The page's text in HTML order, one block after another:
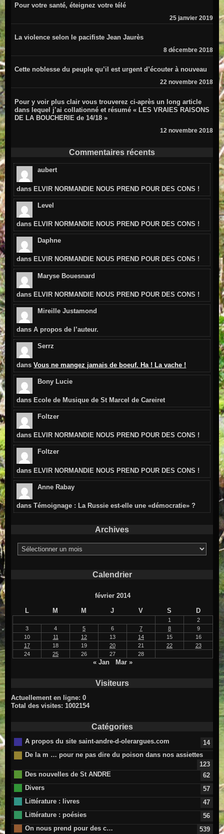
Pour votre santé, éteignez votre télé
25 janvier 2019
La violence selon le pacifiste Jean Jaurès
8 décembre 2018
Cette noblesse du peuple qu’il est urgent d’écouter à nouveau
22 novembre 2018
Pour y voir plus clair vous trouverez ci-après un long article
dans lequel j’ai collationné et résumé « LES VRAIES RAISONS
DE LA BOUCHERIE de 14/18 »
12 novembre 2018
Commentaires récents
aubert
dans ELVIR NORMANDIE NOUS PREND POUR DES CONS !
Level
dans ELVIR NORMANDIE NOUS PREND POUR DES CONS !
Daphne
dans ELVIR NORMANDIE NOUS PREND POUR DES CONS !
Maryse Bouesnard
dans ELVIR NORMANDIE NOUS PREND POUR DES CONS !
Mireille Justamond
dansA propos de l’auteur.
Serrz
dansVous ne mangez jamais de boeuf. Ha ! La vache !
Bony Lucie
dans Ecole de Musique de St Marcel de Careiret
Foltzer
dans ELVIR NORMANDIE NOUS PREND POUR DES CONS !
Foltzer
dans ELVIR NORMANDIE NOUS PREND POUR DES CONS !
Anne Rabay
dansTémoignage : La Russie est-elle une «démocratie» ?
Archives
Archives
Calendrier
février 2014
L
M M J V S D
1
2
3
4 5 6 7 8
9
10
11 12 13 14 15
16
17
18 19 20 21 22
23
24
25 26 27 28
« Jan Mar »
Visiteurs
Actuellement en ligne: 0
Total des visites: 1002154
Catégories
A propos du site saint-andre-d-olerargues.com
14
De la m … pour ne pas dire du poison dans nos assiettes
123
Des nouvelles de St ANDRE
62
Divers
57
Littérature : livres
47
Littérature : poésies
56
On nous prend pour des c…
539